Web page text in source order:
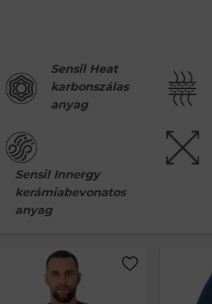
Sensil Heat
karbonszálas
anyag
Sensil Innergy
kerámiabevonatos
anyag